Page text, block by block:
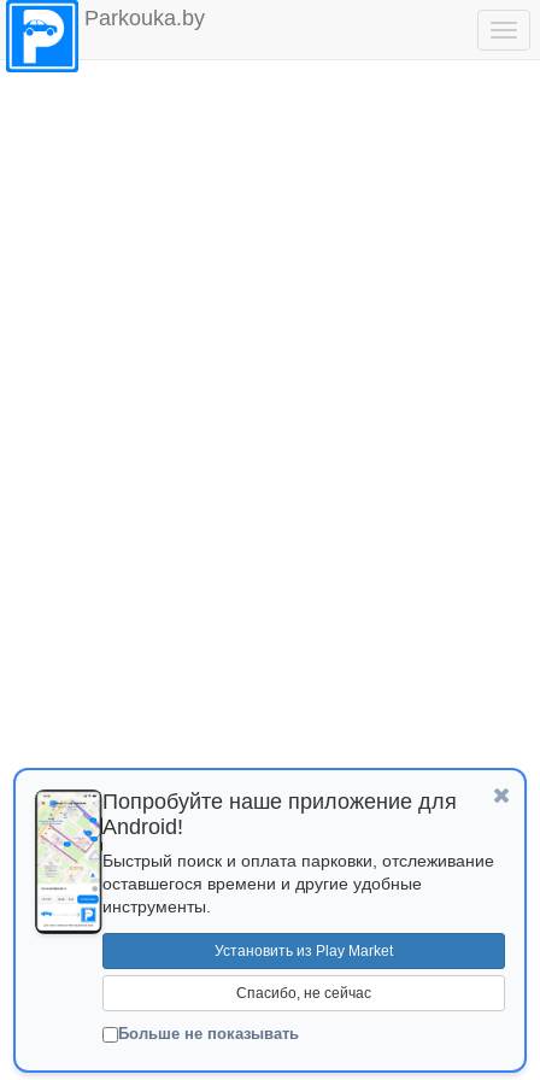
Parkouka.by
Попробуйте наше приложение для
Android!
Быстрый поиск и оплата парковки, отслеживание
оставшегося времени и другие удобные
инструменты.
Установить из Play Market
Спасибо, не сейчас
Больше не показывать